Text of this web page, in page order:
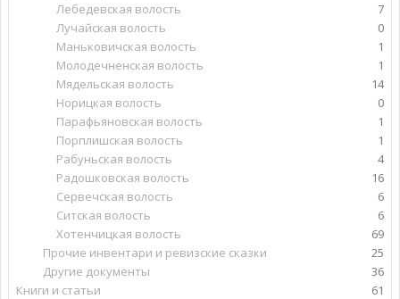
Лебедевская волость
7
Лучайская волость
0
Маньковичская волость
1
Молодечненская волость
1
Мядельская волость
14
Норицкая волость
0
Парафьяновская волость
1
Порплишская волость
1
Рабуньская волость
4
Радошковская волость
16
Сервечская волость
6
Ситская волость
6
Хотенчицкая волость
69
Прочие инвентари и ревизские сказки
25
Другие документы
36
Книги и статьи
61